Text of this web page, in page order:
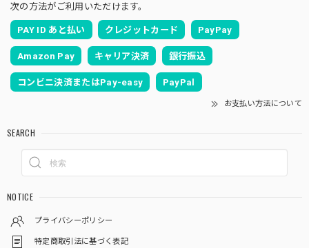
次の方法がご利用いただけます。
PAY ID あと払い クレジットカード PayPay
Amazon Pay キャリア決済 銀行振込
コンビニ決済またはPay-easy PayPal
お支払い方法について
SEARCH
NOTICE
プライバシーポリシー
特定商取引法に基づく表記